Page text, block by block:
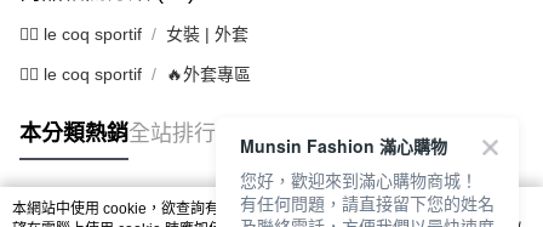
🚴‍♂️ le coq sportif 女裝 | 外套
🚴‍♂️ le coq sportif 🔥外套專區
本分類熱銷全站排行
本網站中使用 cookie，欲查詢有關本網站使用 cookie 方式之詳情，及若您不希
Munsin Fashion 滿心購物
您好，歡迎來到滿心購物商城！
有任何問題，請直接留下您的姓名